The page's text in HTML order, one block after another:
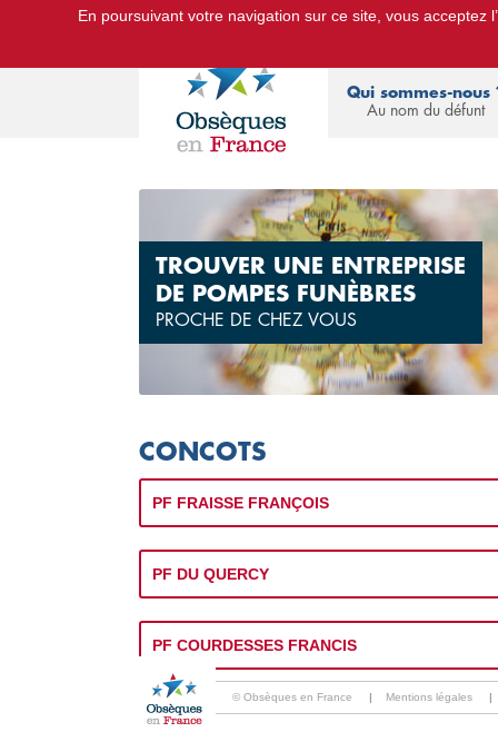
Le Portail d'Informations Obsèques :devis
Qui sommes-nous
Au nom du défunt
TROUVER UNE ENTREPRISE
DE POMPES FUNÈBRES
PROCHE DE CHEZ VOUS
CONCOTS
PF FRAISSE FRANÇOIS
PF DU QUERCY
PF COURDESSES FRANCIS
© Obsèques en France | Mentions légales |
En poursuivant votre navigation sur ce site, vous